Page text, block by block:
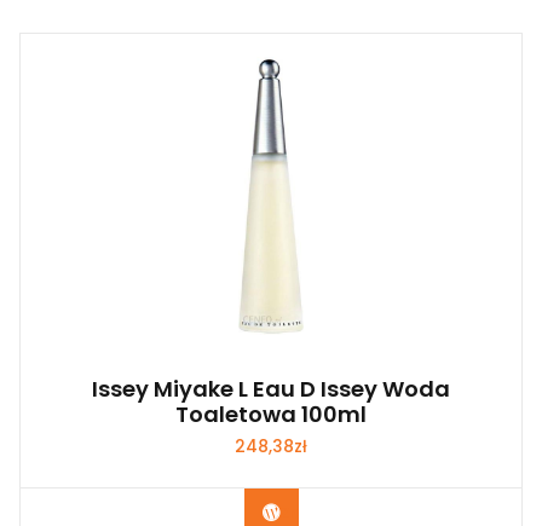
Issey Miyake L Eau D Issey Woda
Toaletowa 100ml
248,38zł
Zobacz